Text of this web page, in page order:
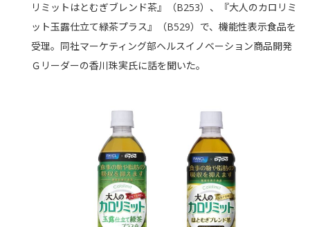
リミットはとむぎブレンド茶』（B253）、『大人のカロリミ
ット玉露仕立て緑茶プラス』（B529）で、機能性表示食品を
受理。同社マーケティング部ヘルスイノベーション商品開発
Ｇリーダーの香川珠実氏に話を聞いた。